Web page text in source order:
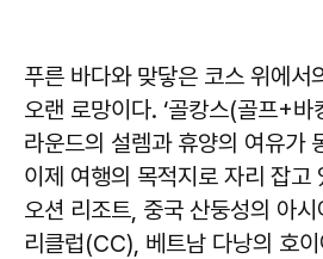
푸른 바다와 맞닿은 코스 위에서
오랜 로망이다. ‘골캉스(골프+바
라운드의 설렘과 휴양의 여유가
이제 여행의 목적지로 자리 잡고
오션 리조트, 중국 산둥성의 아
리클럽(CC), 베트남 다낭의 호